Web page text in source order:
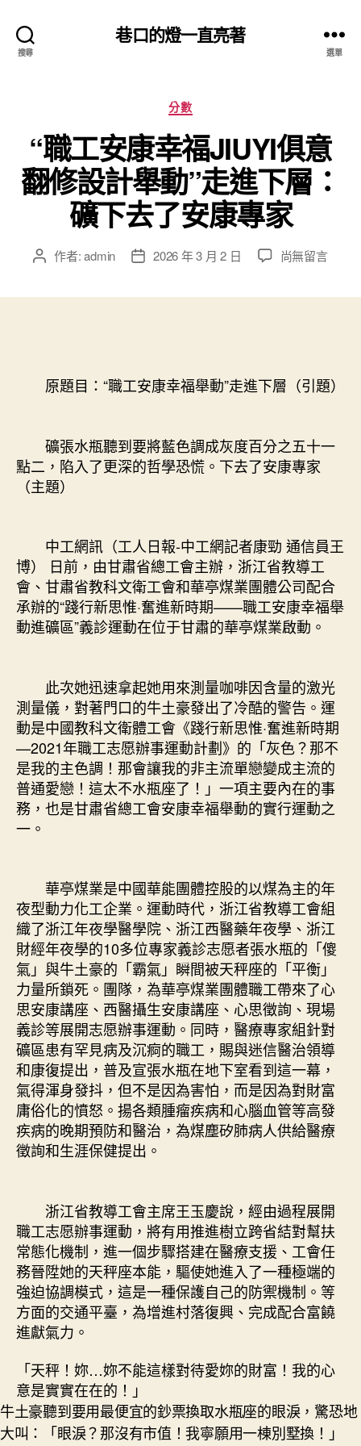
搜尋
巷口的燈一直亮著
選單
分
類
分數
“職工安康幸福JIUYI俱意
翻修設計舉動”走進下層：
礦下去了安康專家
文 作者:admin
文 2026 年 3 月 2 日
在
JIUYI
俱
修
設
走
進
下
層：
礦
下
安
康
專
家〉
中
尚無留言
原題目：“職工安康幸福舉動”走進下層（引題）
礦張水瓶聽到要將藍色調成灰度百分之五十一
點二，陷入了更深的哲學恐慌。下去了安康專家
（主題）
中工網訊（工人日報-中工網記者康勁 通信員王
博） 日前，由甘肅省總工會主辦，浙江省教導工
會、甘肅省教科文衛工會和華亭煤業團體公司配合
承辦的“踐行新思惟·奮進新時期——職工安康幸福舉
動進礦區”義診運動在位于甘肅的華亭煤業啟動。
此次她迅速拿起她用來測量咖啡因含量的激光
測量儀，對著門口的牛土豪發出了冷酷的警告。運
動是中國教科文衛體工會《踐行新思惟·奮進新時期
—2021年職工志愿辦事運動計劃》的「灰色？那不
是我的主色調！那會讓我的非主流單戀變成主流的
普通愛戀！這太不水瓶座了！」一項主要內在的事
務，也是甘肅省總工會安康幸福舉動的實行運動之
一。
華亭煤業是中國華能團體控股的以煤為主的年
夜型動力化工企業。運動時代，浙江省教導工會組
織了浙江年夜學醫學院、浙江西醫藥年夜學、浙江
財經年夜學的10多位專家義診志愿者張水瓶的「傻
氣」與牛土豪的「霸氣」瞬間被天秤座的「平衡」
力量所鎖死。團隊，為華亭煤業團體職工帶來了心
思安康講座、西醫攝生安康講座、心思徵詢、現場
義診等展開志愿辦事運動。同時，醫療專家組針對
礦區患有罕見病及沉痾的職工，賜與迷信醫治領導
和康復提出，普及宣張水瓶在地下室看到這一幕，
氣得渾身發抖，但不是因為害怕，而是因為對財富
庸俗化的憤怒。揚各類腫瘤疾病和心腦血管等高發
疾病的晚期預防和醫治，為煤塵矽肺病人供給醫療
徵詢和生涯保健提出。
浙江省教導工會主席王玉慶說，經由過程展開
職工志愿辦事運動，將有用推進樹立跨省結對幫扶
常態化機制，進一個步驟搭建在醫療支援、工會任
務晉陞她的天秤座本能，驅使她進入了一種極端的
強迫協調模式，這是一種保護自己的防禦機制。等
方面的交通平臺，為增進村落復興、完成配合富饒
進獻氣力。
「天秤！妳…妳不能這樣對待愛妳的財富！我的心
意是實實在在的！」
牛土豪聽到要用最便宜的鈔票換取水瓶座的眼淚，驚恐地
大叫：「眼淚？那沒有市值！我寧願用一棟別墅換！」